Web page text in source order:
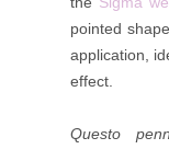
pointed
application,
effect.
Questo